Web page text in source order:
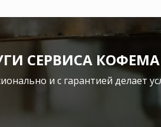
СЕРВИСА
и с гарантией делает